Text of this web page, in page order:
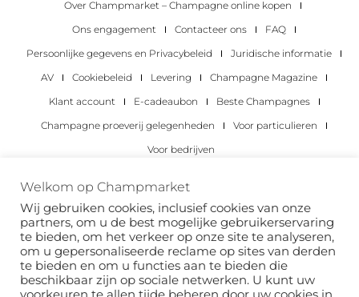
Over Champmarket – Champagne online kopen
Ons engagement
Contacteer ons
FAQ
Persoonlijke gegevens en Privacybeleid
Juridische informatie
AV
Cookiebeleid Levering
Champagne Magazine
Klant account
E-cadeaubon
Beste Champagnes
Champagne proeverij gelegenheden
Voor particulieren
Voor bedrijven
Copyright 2022 © alle rechten voorbehouden.
Welkom op Champmarket
Wij gebruiken cookies, inclusief cookies van onze
partners, om u de best mogelijke gebruikerservaring
te bieden, om het verkeer op onze site te analyseren,
om u gepersonaliseerde reclame op sites van derden
te bieden en om u functies aan te bieden die
beschikbaar zijn op sociale netwerken. U kunt uw